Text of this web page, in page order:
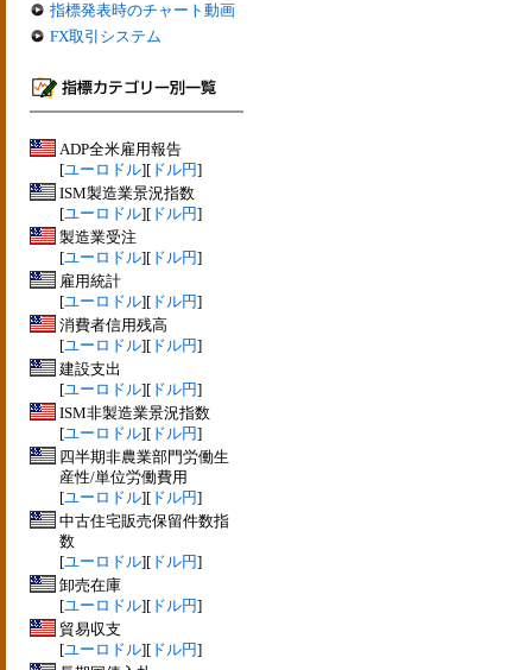
指標発表時のチャート動画
FX取引システム
ADP全米雇用報告
[ユーロドル][ ドル円]
ISM製造業景況指数
[ユーロドル][ ドル円]
製造業受注
[ユーロドル][ ドル円]
雇用統計
[ユーロドル][ ドル円]
消費者信用残高
[ユーロドル][ ドル円]
建設支出
[ユーロドル][ ドル円]
ISM非製造業景況指数
[ユーロドル][ ドル円]
四半期非農業部門労働生
産性/単位労働費用
[ユーロドル][ ドル円]
中古住宅販売保留件数指
数
[ユーロドル][ ドル円]
卸売在庫
[ユーロドル][ ドル円]
貿易収支
[ユーロドル][ ドル円]